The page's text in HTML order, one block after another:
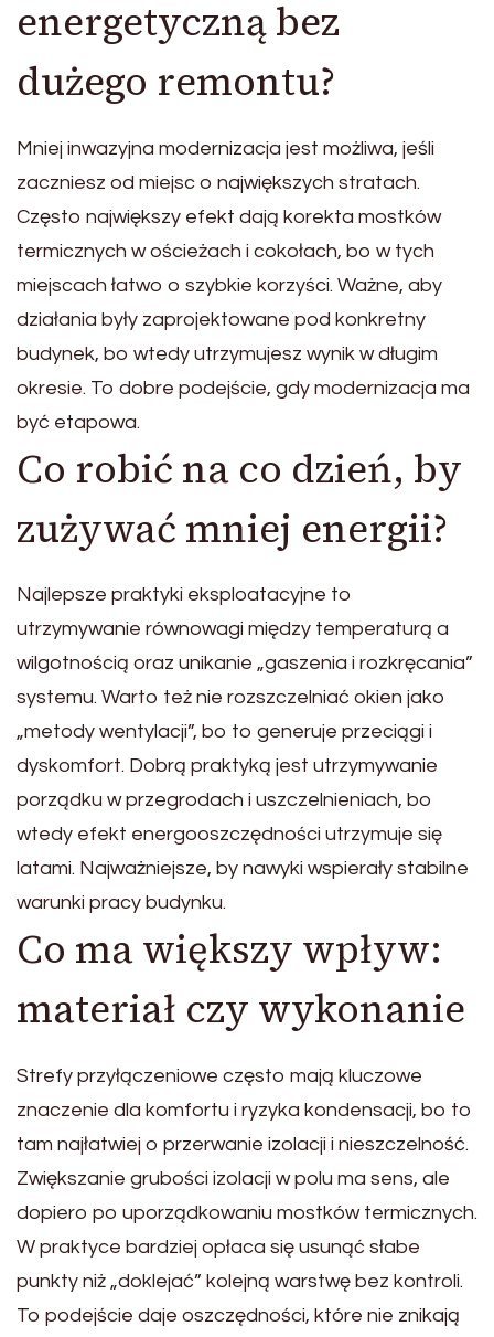
energetyczną bez
dużego remontu?
Mniej inwazyjna modernizacja jest możliwa, jeśli
zaczniesz od miejsc o największych stratach.
Często największy efekt dają korekta mostków
termicznych w ościeżach i cokołach, bo w tych
miejscach łatwo o szybkie korzyści. Ważne, aby
działania były zaprojektowane pod konkretny
budynek, bo wtedy utrzymujesz wynik w długim
okresie. To dobre podejście, gdy modernizacja ma
być etapowa.
Co robić na co dzień, by
zużywać mniej energii?
Najlepsze praktyki eksploatacyjne to
utrzymywanie równowagi między temperaturą a
wilgotnością oraz unikanie „gaszenia i rozkręcania”
systemu. Warto też nie rozszczelniać okien jako
„metody wentylacji”, bo to generuje przeciągi i
dyskomfort. Dobrą praktyką jest utrzymywanie
porządku w przegrodach i uszczelnieniach, bo
wtedy efekt energooszczędności utrzymuje się
latami. Najważniejsze, by nawyki wspierały stabilne
warunki pracy budynku.
Co ma większy wpływ:
materiał czy wykonanie
Strefy przyłączeniowe często mają kluczowe
znaczenie dla komfortu i ryzyka kondensacji, bo to
tam najłatwiej o przerwanie izolacji i nieszczelność.
Zwiększanie grubości izolacji w polu ma sens, ale
dopiero po uporządkowaniu mostków termicznych.
W praktyce bardziej opłaca się usunąć słabe
punkty niż „doklejać” kolejną warstwę bez kontroli.
To podejście daje oszczędności, które nie znikają